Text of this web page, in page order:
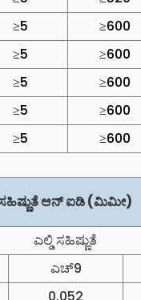
≥5 ≥600
≥5 ≥600
≥5 ≥600
≥5 ≥600
≥5 ≥600
ಆನ್ ಐಡಿ (ಮಿಮೀ)
ಎಲ್ಡಿ ಸಹಿಷ್ಣುತೆ
ಎಚ್9
0.052